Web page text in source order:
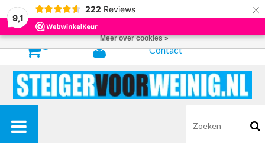
9,1
222 Reviews ×
Contact
Door het gebruiken van onze website, ga je akkoord met het gebruik van
cookies om onze website te verbeteren.
Meer over cookies »